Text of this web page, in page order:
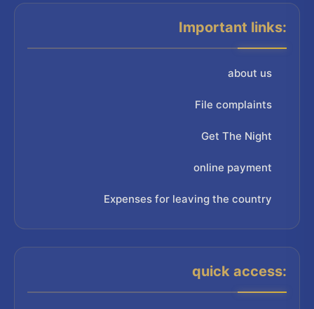
Important links:
about us
File complaints
Get The Night
online payment
Expenses for leaving the country
quick access: